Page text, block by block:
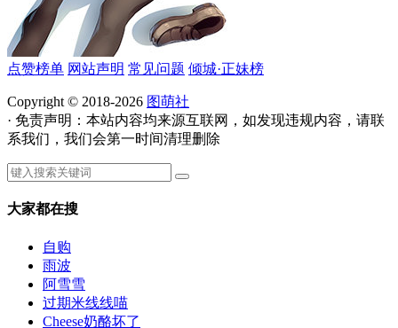
点赞榜单 网站声明 常见问题 倾城·正妹榜
Copyright © 2018-2026 图萌社
· 免责声明：本站内容均来源互联网，如发现违规内容，请联
系我们，我们会第一时间清理删除
大家都在搜
自购
雨波
阿雪雪
过期米线线喵
Cheese奶酪坏了